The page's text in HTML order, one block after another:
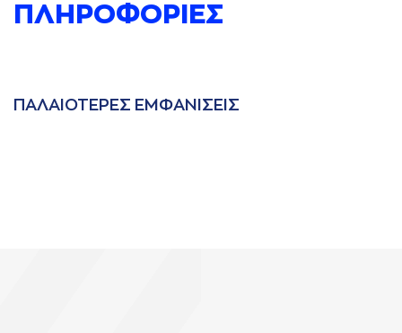
ΠΛΗΡΟΦΟΡΙΕΣ
ΠAΛAΙΟΤΕΡΕΣ ΕΜΦAΝΙΣΕΙΣ